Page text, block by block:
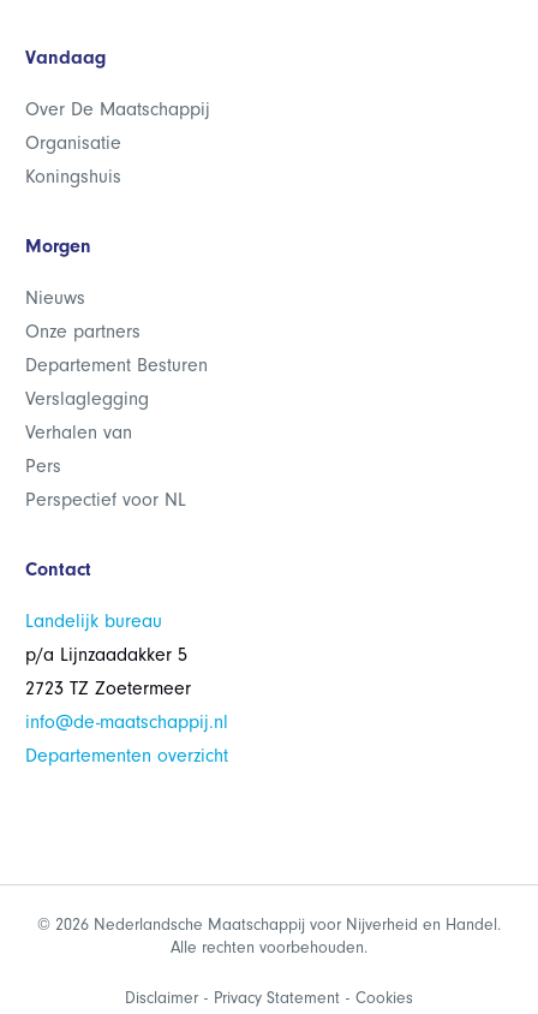
Vandaag
Over De Maatschappij
Organisatie
Koningshuis
Morgen
Nieuws
Onze partners
Departement Besturen
Verslaglegging
Verhalen van
Pers
Perspectief voor NL
Contact
Landelijk bureau
p/a Lijnzaadakker 5
2723 TZ Zoetermeer
info@de-maatschappij.nl
Departementen overzicht
© 2026 Nederlandsche Maatschappij voor Nijverheid en Handel.
Alle rechten voorbehouden.
Disclaimer Privacy Statement Cookies